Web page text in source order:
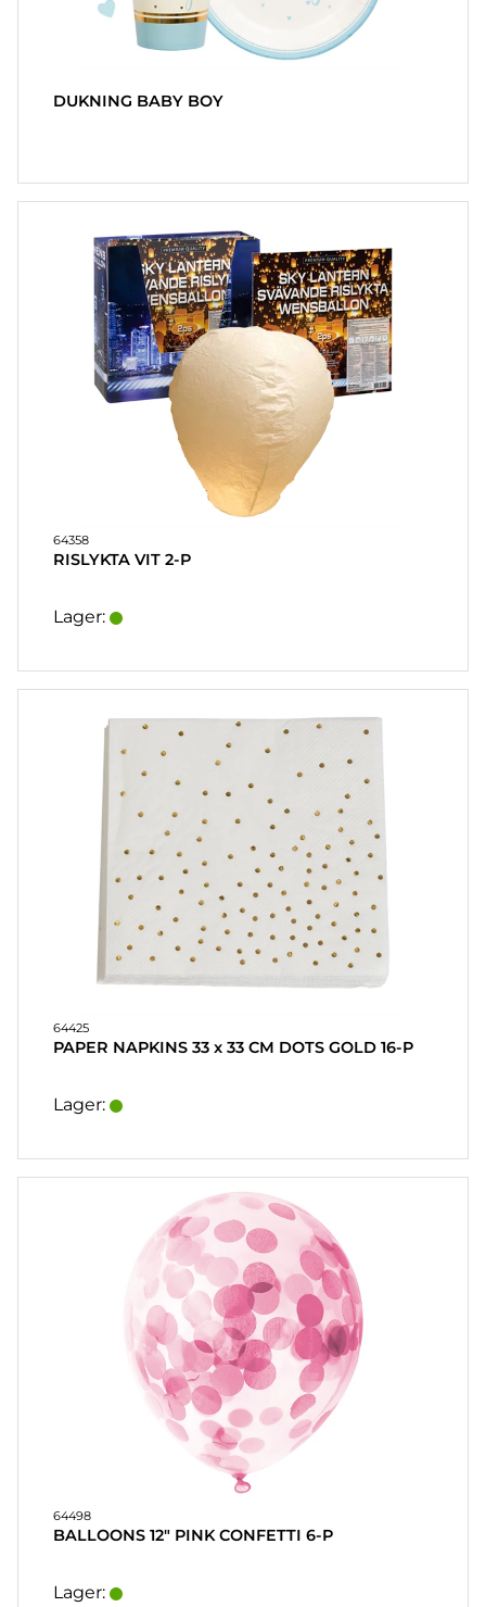
DUKNING BABY BOY
64358
RISLYKTA VIT 2-P
Lager:
64425
PAPER NAPKINS 33 x 33 CM DOTS GOLD 16-P
Lager:
64498
BALLOONS 12" PINK CONFETTI 6-P
Lager: